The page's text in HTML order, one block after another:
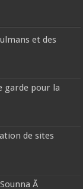
et des
garde pour la
de sites
Ã